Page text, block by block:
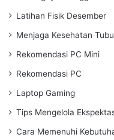
Latihan Fisik Desember
Menjaga Kesehatan
Rekomendasi PC Mini
Rekomendasi PC
Laptop Gaming
Tips Mengelola
Cara Memenuhi